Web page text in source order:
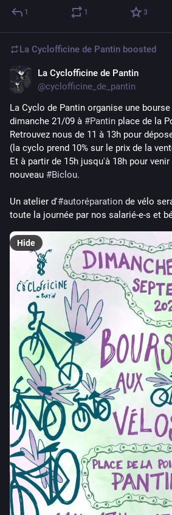
1 1 3
La Cyclofficine de Pantin boosted
La Cyclofficine de Pantin
@cyclofficine_de_pantin
La Cyclo de Pantin organise une bourse
dimanche 21/09 à #Pantin place de la
Retrouvez nous de 11 à 13h pour
(la cyclo prend 10% sur le prix de la
Et à partir de 15h jusqu'à 18h pour venir
nouveau #Biclou.
Un atelier d'#autoréparation de vélo
toute la journée par nos salarié-e-s et
Hide